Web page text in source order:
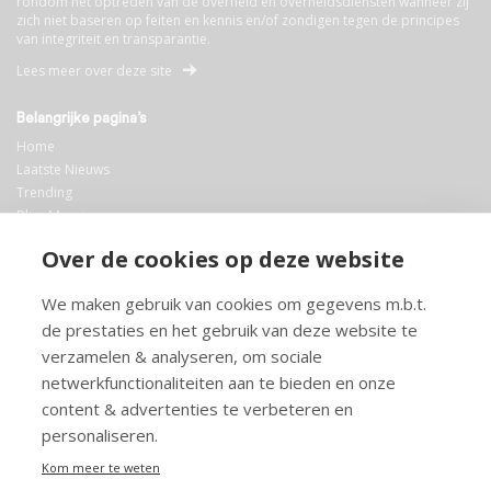
Over de cookies op deze website
We maken gebruik van cookies om gegevens m.b.t.
de prestaties en het gebruik van deze website te
verzamelen & analyseren, om sociale
netwerkfunctionaliteiten aan te bieden en onze
content & advertenties te verbeteren en
personaliseren.
Kom meer te weten
zich niet baseren op feiten en kennis en/of zondigen tegen de principes
van integriteit en transparantie.
Lees meer over deze site
Belangrijke pagina’s
Home
Laatste Nieuws
Trending
Blog Maurice
Bibliotheek
Info en service
FAQ
Doneren
Privacy
Voorwaarden
Meedoen